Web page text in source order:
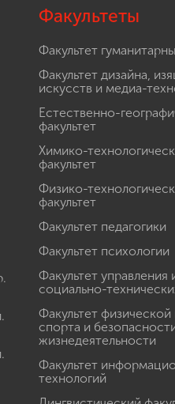
Факультеты
Факультет
Факультет дизайна,
искусств и медиа-
Естественно-
факультет
Химико-
факультет
Физико-
факультет
Факультет педагогики
Факультет психологии
Факультет управления
социально-
Факультет физической
спорта и
жизнедеятельности
Факультет
технологий